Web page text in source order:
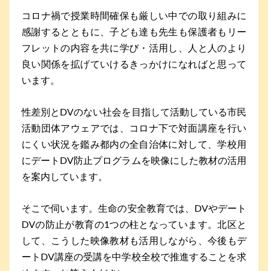
コロナ禍で授業時間確保も厳しい中での取り組みに
感謝するとともに、子ども達も先生も保護者もリー
フレットの内容を共に学び・活用し、人と人のより
良い関係を拡げていけるきっかけになればと思って
います。
性差別とDVのない社会を目指して活動している市民
活動団体アウェアでは、コロナ下で対面講座を行い
にくい状況を鑑み都内の全自治体に対して、学校用
にデートDV防止プログラムを映像にした教材の活用
を案内しています。
そこで伺います。生命の安全教育では、DVやデート
DVの防止が教育の1つの柱となっています。北区と
して、こうした映像教材も活用しながら、今後もデ
ートDV講座の受講を中学校全校で推進することを求